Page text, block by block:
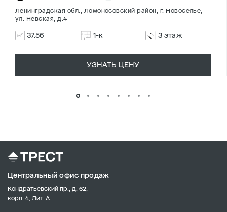
Ленинградская обл., Ломоносовский район, г. Новоселье,
ул. Невская, д.4
37.56 1-к 3 этаж
УЗНАТЬ ЦЕНУ
Центральный офис продаж
Кондратьевский пр., д. 62,
корп. 4, Лит. А